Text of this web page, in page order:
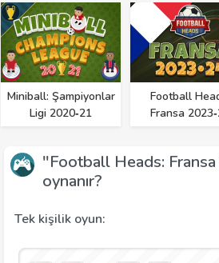
Miniball: Şampiyonlar
Ligi 2020‑21
Football
Fransa
"Football Heads:
oynanır?
Tek kişilik oyun: